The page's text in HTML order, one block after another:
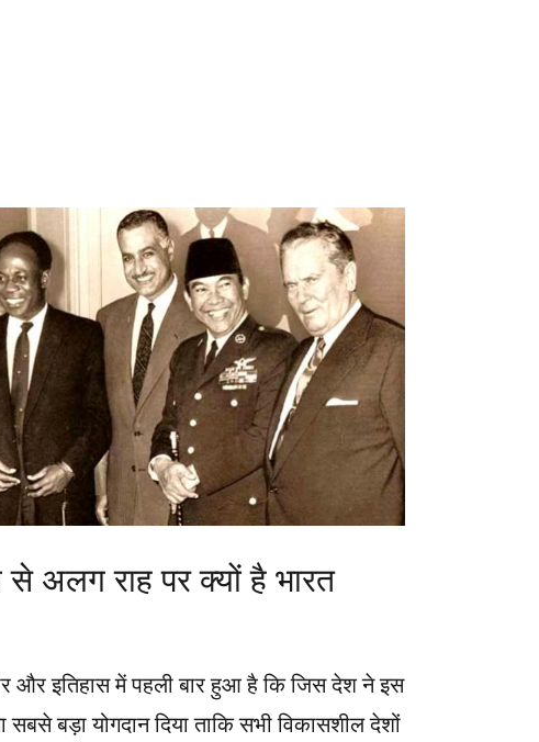
से अलग राह पर क्यों है भारत
और इतिहास में पहली बार हुआ है कि जिस देश ने इस
बड़ा योगदान दिया ताकि सभी विकासशील देशों